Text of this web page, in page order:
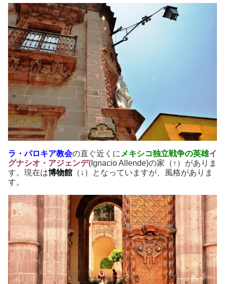
ラ・パロキア教会の直ぐ近くに メキシコ独立戦争の英雄イ
グナシオ・アジェンデ(Ignacio Allende)の家（↑）がありま
す。現在は博物館 （↓）となっていますが、風格がありま
す。